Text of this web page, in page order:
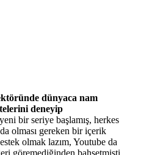
dünyaca nam
deneyip
bir seriye başlamış, herkes
olması gereken bir içerik
olmak lazım, Youtube da
göremediğinden bahsetmişti